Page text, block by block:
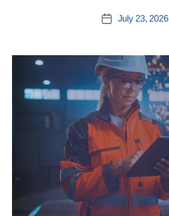
July 23, 2026